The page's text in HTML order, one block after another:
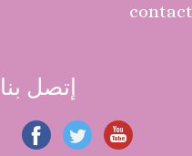
إتصل بنا